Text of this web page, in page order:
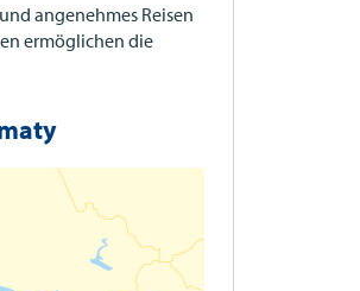
angenehmes Reisen
ermöglichen die